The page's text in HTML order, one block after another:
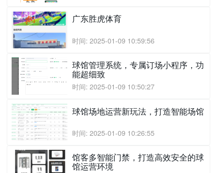
广东胜虎体育
时间: 2025-01-09 10:59:56
球馆管理系统，专属订场小程序，功
能超细致
时间: 2025-01-09 10:50:27
球馆场地运营新玩法，打造智能场馆
时间: 2025-01-09 10:26:55
馆客多智能门禁，打造高效安全的球
馆运营环境